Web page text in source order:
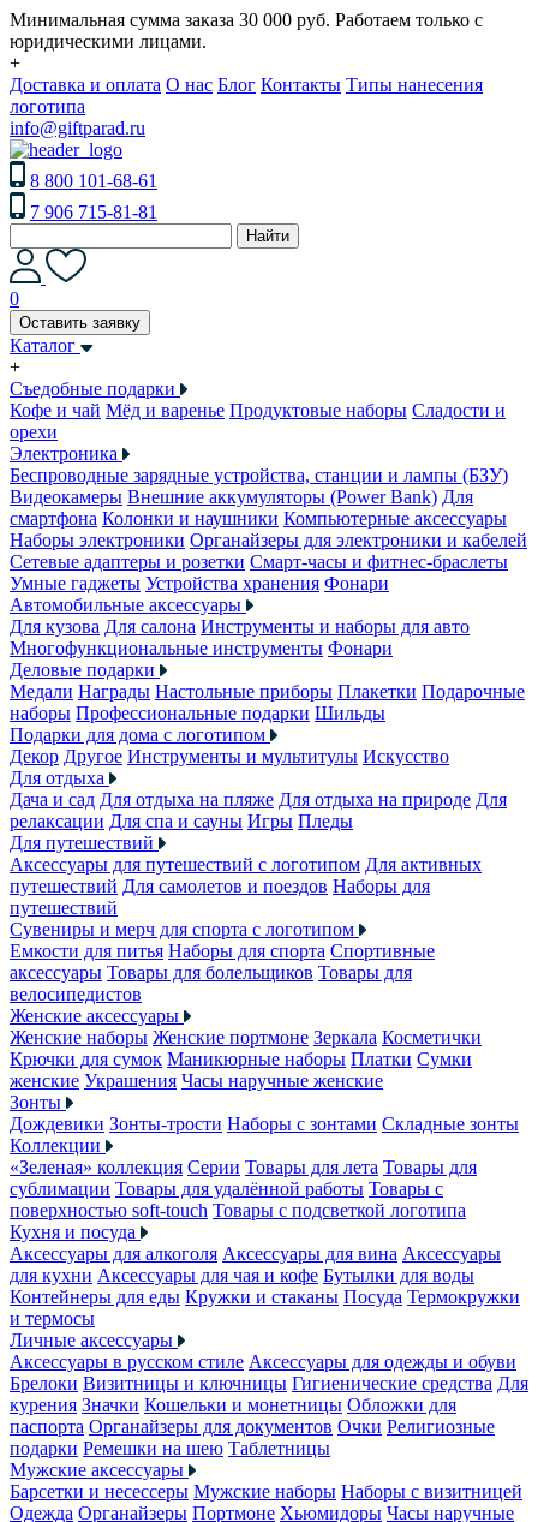
Минимальная сумма заказа 30 000 руб. Работаем только с
юридическими лицами.
+
Доставка и оплата О нас Блог Контакты Типы нанесения
логотипа
info@giftparad.ru
8 800 101-68-61
7 906 715-81-81
Найти
0
Оставить заявку
Каталог
+
Съедобные подарки
Кофе и чай Мёд и варенье Продуктовые наборы Сладости и
орехи
Электроника
Беспроводные зарядные устройства, станции и лампы (БЗУ)
Видеокамеры Внешние аккумуляторы (Power Bank) Для
смартфона Колонки и наушники Компьютерные аксессуары
Наборы электроники Органайзеры для электроники и кабелей
Сетевые адаптеры и розетки Смарт-часы и фитнес-браслеты
Умные гаджеты Устройства хранения Фонари
Автомобильные аксессуары
Для кузова Для салона Инструменты и наборы для авто
Многофункциональные инструменты Фонари
Деловые подарки
Медали Награды Настольные приборы Плакетки Подарочные
наборы Профессиональные подарки Шильды
Подарки для дома с логотипом
Декор Другое Инструменты и мультитулы Искусство
Для отдыха
Дача и сад Для отдыха на пляже Для отдыха на природе Для
релаксации Для спа и сауны Игры Пледы
Для путешествий
Аксессуары для путешествий с логотипом Для активных
путешествий Для самолетов и поездов Наборы для
путешествий
Сувениры и мерч для спорта с логотипом
Емкости для питья Наборы для спорта Спортивные
аксессуары Товары для болельщиков Товары для
велосипедистов
Женские аксессуары
Женские наборы Женские портмоне Зеркала Косметички
Крючки для сумок Маникюрные наборы Платки Сумки
женские Украшения Часы наручные женские
Зонты
Дождевики Зонты-трости Наборы с зонтами Складные зонты
Коллекции
«Зеленая» коллекция Серии Товары для лета Товары для
сублимации Товары для удалённой работы Товары с
поверхностью soft-touch Товары с подсветкой логотипа
Кухня и посуда
Аксессуары для алкоголя Аксессуары для вина Аксессуары
для кухни Аксессуары для чая и кофе Бутылки для воды
Контейнеры для еды Кружки и стаканы Посуда Термокружки
и термосы
Личные аксессуары
Аксессуары в русском стиле Аксессуары для одежды и обуви
Брелоки Визитницы и ключницы Гигиенические средства Для
курения Значки Кошельки и монетницы Обложки для
паспорта Органайзеры для документов Очки Религиозные
подарки Ремешки на шею Таблетницы
Мужские аксессуары
Барсетки и несессеры Мужские наборы Наборы с визитницей
Одежда Органайзеры Портмоне Хьюмидоры Часы наручные